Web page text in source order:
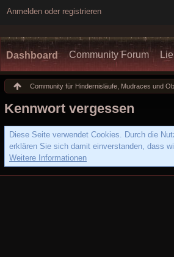
Anmelden oder registrieren
Dashboard Community Forum
Community für Hindernisläufe, Mudraces und
Kennwort vergessen
Diese Seite verwendet Cookies. Durch die
erklären Sie sich damit einverstanden, dass
Weitere Informationen